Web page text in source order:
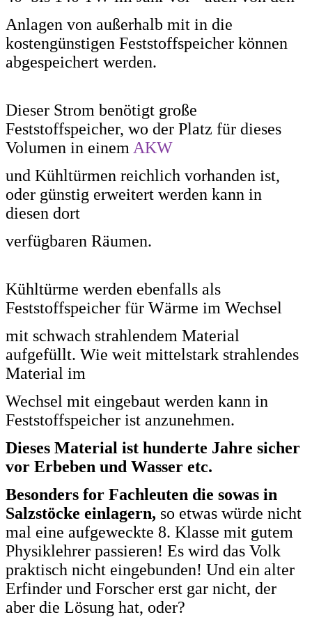
Anlagen von außerhalb mit in die
kostengünstigen Feststoffspeicher können
abgespeichert werden.
Dieser Strom benötigt große
Feststoffspeicher, wo der Platz für dieses
Volumen in einem AKW
und Kühltürmen reichlich vorhanden ist,
oder günstig erweitert werden kann in
diesen dort
verfügbaren Räumen.
Kühltürme werden ebenfalls als
Feststoffspeicher für Wärme im Wechsel
mit schwach strahlendem Material
aufgefüllt. Wie weit mittelstark strahlendes
Material im
Wechsel mit eingebaut werden kann in
Feststoffspeicher ist anzunehmen.
Dieses Material ist hunderte Jahre sicher
vor Erbeben und Wasser etc.
Besonders for Fachleuten die sowas in
Salzstöcke einlagern, so etwas würde nicht
mal eine aufgeweckte 8. Klasse mit gutem
Physiklehrer passieren! Es wird das Volk
praktisch nicht eingebunden! Und ein alter
Erfinder und Forscher erst gar nicht, der
aber die Lösung hat, oder?